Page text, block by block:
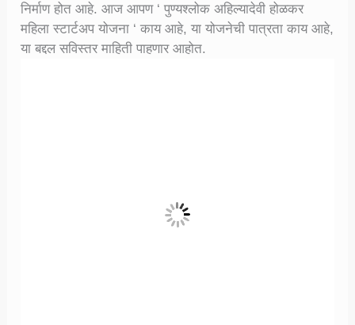
निर्माण होत आहे. आज आपण ‘ पुण्यश्लोक अहिल्यादेवी होळकर
महिला स्टार्टअप योजना ‘ काय आहे, या योजनेची पात्रता काय आहे,
या बद्दल सविस्तर माहिती पाहणार आहोत.